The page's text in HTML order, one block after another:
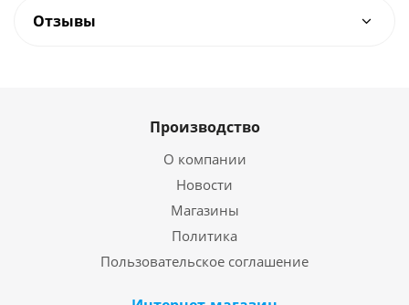
Отзывы
Производство
О компании
Новости
Магазины
Политика
Пользовательское соглашение